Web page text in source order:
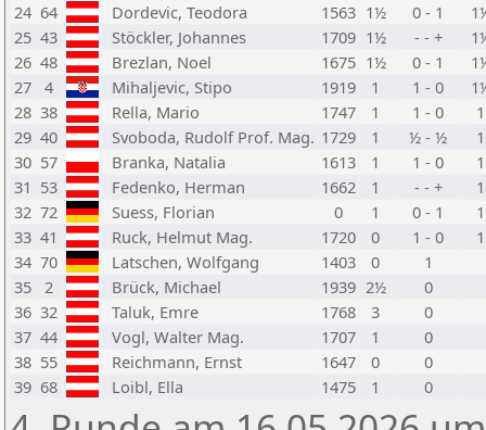
24 64 Dordevic, Teodora 1563 1½ 0 - 1
25 43 Stöckler, Johannes 1709 1½ - - +
26 48 Brezlan, Noel 1675 1½ 0 - 1
27
4 Mihaljevic, Stipo 1919 1 1 - 0
28 38 Rella, Mario 1747 1 1 - 0
1
29 40 Svoboda, Rudolf Prof. Mag. 1729 1 ½ - ½
1
30 57 Branka, Natalia 1613 1 1 - 0
1
31 53 Fedenko, Herman 1662 1 - - +
1
32 72 Suess, Florian 0 1 0 - 1
1
33 41 Ruck, Helmut Mag. 1720 0 1 - 0
1
34 70 Latschen, Wolfgang 1403 0
1
35
2 Brück, Michael 1939 2½
0
36 32 Taluk, Emre 1768 3
0
37 44 Vogl, Walter Mag. 1707 1
0
38 55 Reichmann, Ernst 1647 0
0
39 68 Loibl, Ella 1475 1 0